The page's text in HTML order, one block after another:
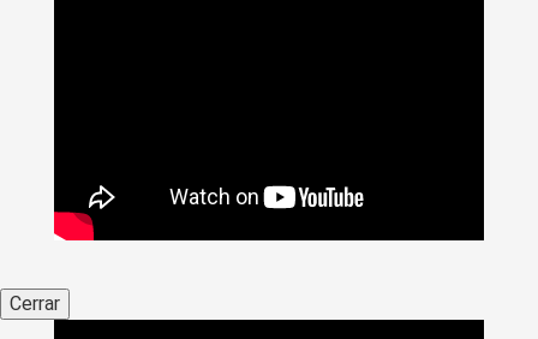
Cerrar